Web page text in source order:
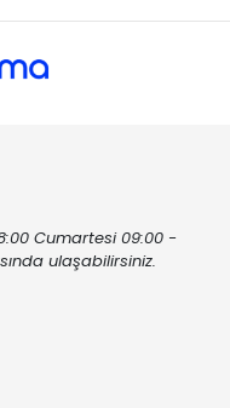
Cumartesi 09:00 -
ulaşabilirsiniz.